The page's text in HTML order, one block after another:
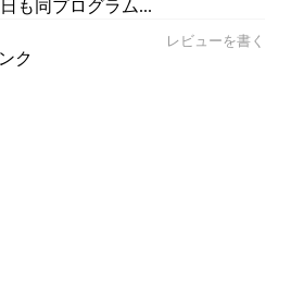
も同プログラム...
レビューを書く
ク